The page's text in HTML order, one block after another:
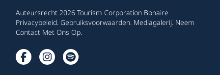
Auteursrecht 2026 Tourism Corporation Bonaire
Privacybeleid. Gebruiksvoorwaarden. Mediagalerij. Neem
Contact Met Ons Op.